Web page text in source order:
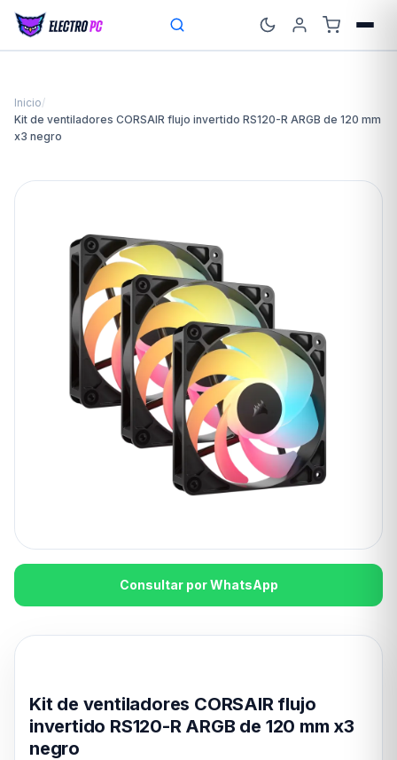
Inicio/
Kit de ventiladores CORSAIR flujo invertido RS120-R ARGB de 120 mm
x3 negro
Consultar por WhatsApp
Kit de ventiladores CORSAIR flujo
invertido RS120-R ARGB de 120 mm x3
negro